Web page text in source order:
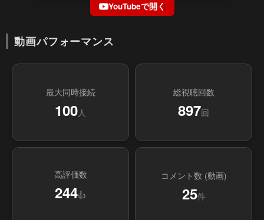
YouTubeで開く
動画パフォーマンス
最大同時接続
100人
総視聴回数
897回
高評価数
244👍
コメント数 (動画)
25件